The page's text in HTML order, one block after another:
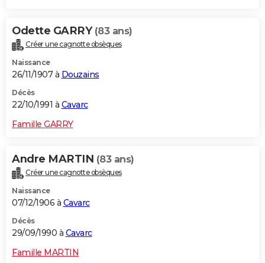
Odette GARRY (83 ans)
Créer une cagnotte obsèques
Naissance
26/11/1907 à Douzains
Décès
22/10/1991 à Cavarc
Famille GARRY
Andre MARTIN (83 ans)
Créer une cagnotte obsèques
Naissance
07/12/1906 à Cavarc
Décès
29/09/1990 à Cavarc
Famille MARTIN